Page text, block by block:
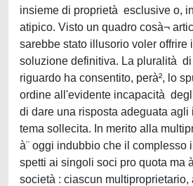
insieme di proprietà esclusive o,
atipico. Visto un quadro cosà¬
sarebbe stato illusorio voler offrire
soluzione definitiva. La pluralità di
riguardo ha consentito, perà², lo
ordine all'evidente incapacità
di dare una risposta adeguata agli
tema sollecita. In merito alla
à¨ oggi indubbio che il complesso
spetti ai singoli soci pro quota ma
società : ciascun multiproprietario,